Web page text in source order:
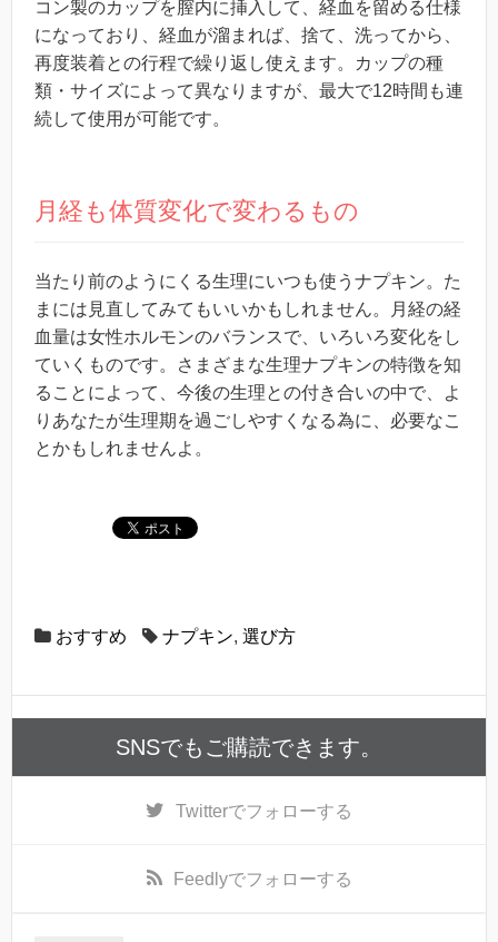
コン製のカップを膣内に挿入して、経血を留める仕様
になっており、経血が溜まれば、捨て、洗ってから、
再度装着との行程で繰り返し使えます。カップの種
類・サイズによって異なりますが、最大で12時間も連
続して使用が可能です。
月経も体質変化で変わるもの
当たり前のようにくる生理にいつも使うナプキン。 た
まには見直してみてもいいかもしれません。月経の経
血量は女性ホルモンのバランスで、いろいろ変化をし
ていくものです。さまざまな生理ナプキンの特徴を知
ることによって、 今後の生理との付き合いの中で、よ
りあなたが生理期を過ごしやすくなる為に、必要なこ
とかもしれませんよ。
おすすめ ナプキン, 選び方
SNSでもご購読できます。
Twitterでフォローする
Feedlyでフォローする